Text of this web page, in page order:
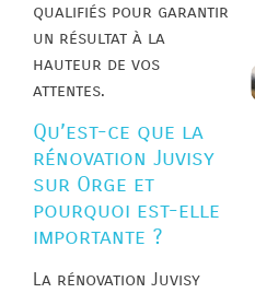
qualifiés pour garantir
un résultat à la
hauteur de vos
attentes.
Qu’est-ce que la
rénovation Juvisy
sur Orge et
pourquoi est-elle
importante ?
La rénovation Juvisy